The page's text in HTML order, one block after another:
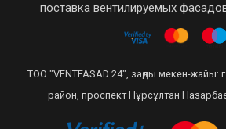
поставка вентилируемых
ТОО "VENTFASAD 24", заңды мекен-жайы:
район, проспект Нұрсұлтан